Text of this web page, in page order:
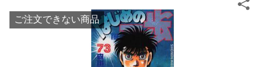
ご注文できない商品